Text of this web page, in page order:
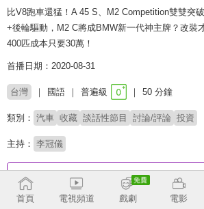
比V8跑車還猛！A 45 S、M2 Competition雙雙突
+後輪驅動，M2 C將成BMW新一代神主牌？改裝
400匹成本只要30萬！
首播日期：2020-08-31
台灣 國語 普遍級 50 分鐘
類別： 汽車 收藏 談話性節目 討論/評論 投資
主持： 李冠儀
收回
首頁 電視頻道 戲劇 電影